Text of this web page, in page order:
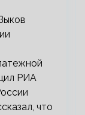
РИА
что